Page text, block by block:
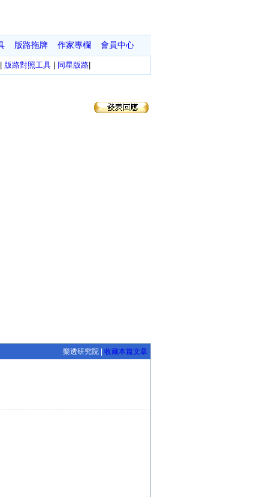
版路拖牌 作家專欄 會員中心
版路對照工具| 同星版路|
樂透研究院 | 收藏本篇文章